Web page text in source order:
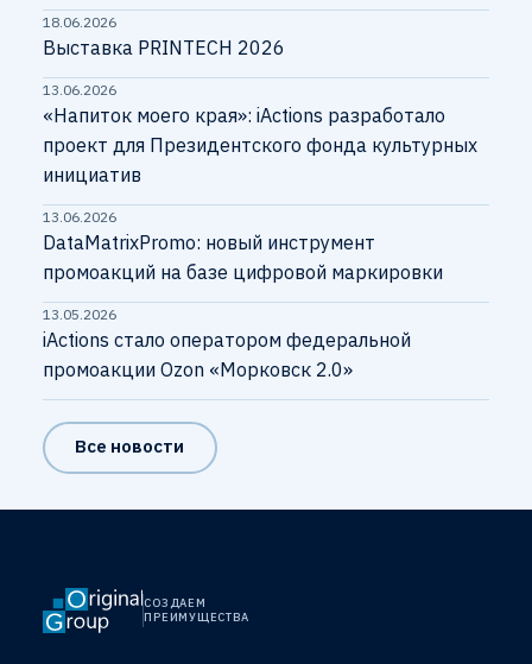
18.06.2026
Выставка PRINTECH 2026
13.06.2026
«Напиток моего края»: iActions разработало
проект для Президентского фонда культурных
инициатив
13.06.2026
DataMatrixPromo: новый инструмент
промоакций на базе цифровой маркировки
13.05.2026
iActions стало оператором федеральной
промоакции Ozon «Морковск 2.0»
Все новости
СОЗДАЕМ
ПРЕИМУЩЕСТВА